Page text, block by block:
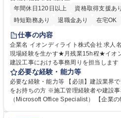
年間休日120日以上
資格取得支援あり
時短勤務あり
退職金あり 在宅OK
仕事の内容
企業名 イオンディライト株式会社 求人名 仙台【建設事務】ベテラン歓迎/
現場経験を生かす★月残業15h程★イオンG★ 仕事の内容 幣社の
建設工事における事務周りを担当しま
成やスケジュール管理、現場で必要な資料作
には】商業施設工事に関する事務処理
管理、現場スタッフとの連絡調整、各
設業界での知識を生かしつつ、バック
必要な経験・能力等
必要な経験・能力等 【必須】建設業界
をお持ちの方 ※施工管理経験者や建設
（Microsoft Office Specialist） 【企業の特色】イオングループ5本柱の1つ